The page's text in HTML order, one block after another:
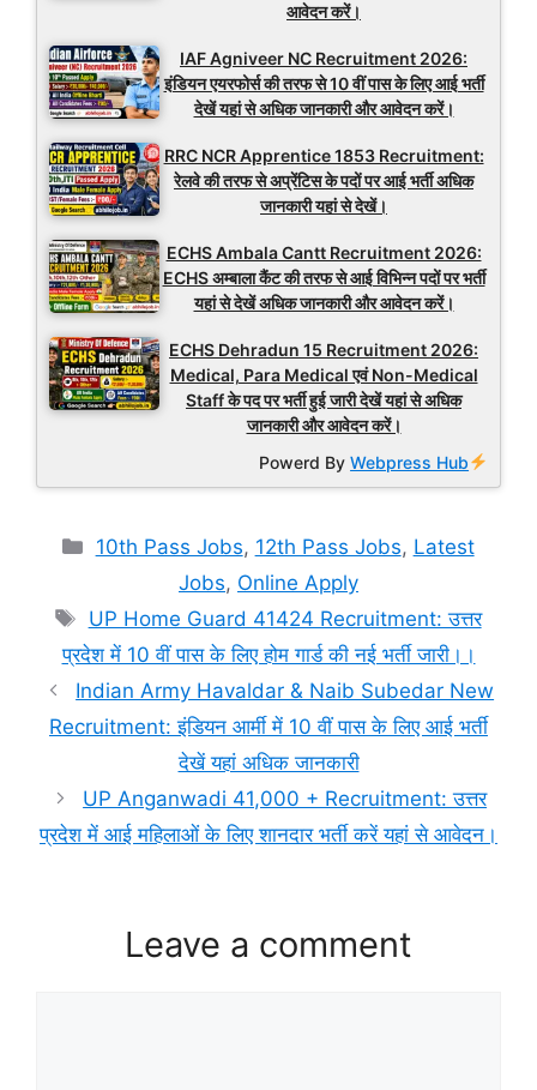
आवेदन करें।
IAF Agniveer NC Recruitment 2026:
इंडियन एयरफोर्स की तरफ से 10 वीं पास के लिए आई भर्ती
देखें यहां से अधिक जानकारी और आवेदन करें।
RRC NCR Apprentice 1853 Recruitment:
रेलवे की तरफ से अप्रेंटिस के पदों पर आई भर्ती अधिक
जानकारी यहां से देखें।
ECHS Ambala Cantt Recruitment 2026:
ECHS अम्बाला कैंट की तरफ से आई विभिन्न पदों पर भर्ती
यहां से देखें अधिक जानकारी और आवेदन करें।
ECHS Dehradun 15 Recruitment 2026:
Medical, Para Medical एवं Non-Medical
Staff के पद पर भर्ती हुई जारी देखें यहां से अधिक
जानकारी और आवेदन करें।
Powerd ByWebpress Hub
Categories
10th Pass Jobs, 12th Pass Jobs, Latest
Jobs, Online Apply
Tags
UP Home Guard 41424 Recruitment: उत्तर
प्रदेश में 10 वीं पास के लिए होम गार्ड की नई भर्ती जारी।।
Indian Army Havaldar & Naib Subedar New
Recruitment: इंडियन आर्मी में 10 वीं पास के लिए आई भर्ती
देखें यहां अधिक जानकारी
UP Anganwadi 41,000 + Recruitment: उत्तर
प्रदेश में आई महिलाओं के लिए शानदार भर्ती करें यहां से आवेदन।
Leave a comment